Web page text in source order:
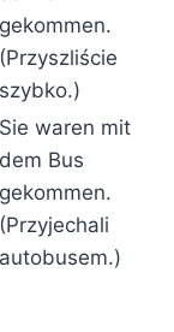
gekommen.
(Przyszliście
szybko.)
Sie waren mit
dem Bus
gekommen.
(Przyjechali
autobusem.)